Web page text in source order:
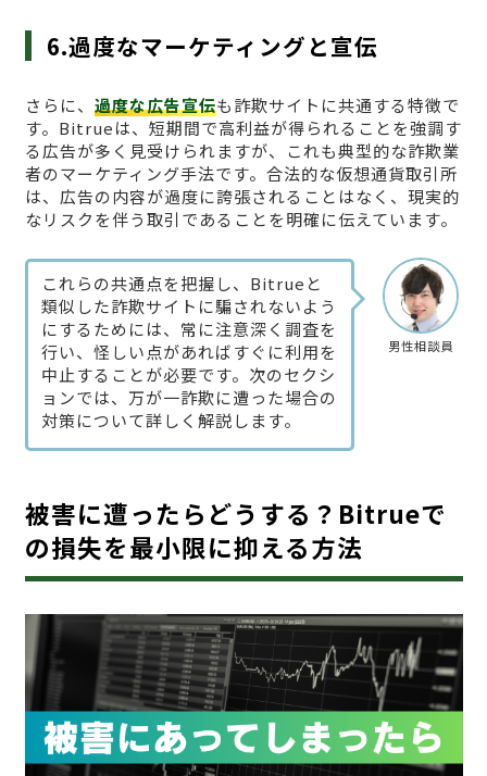
6.過度なマーケティングと宣伝
さらに、 過度な広告宣伝も詐欺サイトに共通する特徴で
す。Bitrueは、短期間で高利益が得られることを強調す
る広告が多く見受けられますが、これも典型的な詐欺業
者のマーケティング手法です。合法的な仮想通貨取引所
は、広告の内容が過度に誇張されることはなく、現実的
なリスクを伴う取引であることを明確に伝えています。
男性相談員
これらの共通点を把握し、Bitrueと
類似した詐欺サイトに騙されないよう
にするためには、常に注意深く調査を
行い、怪しい点があればすぐに利用を
中止することが必要です。次のセクシ
ョンでは、万が一詐欺に遭った場合の
対策について詳しく解説します。
被害に遭ったらどうする？Bitrueで
の損失を最小限に抑える方法